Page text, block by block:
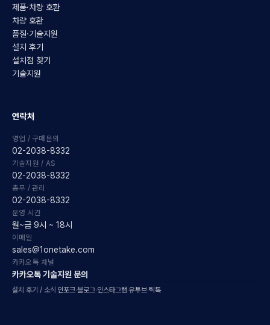
제품·차량 호환
차량 호환
품질·기술지원
설치 후기
설치점 찾기
기술지원
연락처
영업 / 구매문의
02-2038-8332
기술지원 / AS
02-2038-8332
총무 / 관리
02-2038-8332
운영 시간
월~금 9시 ~ 18시
이메일
sales@1onetake.com
카카오톡 채널
카카오톡 기술지원 문의
설치 후기 / 소식 인포크·블로그·인스타그램·유튜브·틱톡